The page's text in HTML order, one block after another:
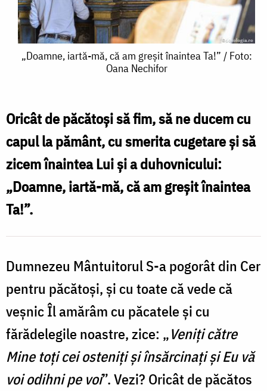
„Doamne,
că
am
greșit
înaintea
Ta!”
Foto:
Oana
Nechifor
„Doamne, iartă-mă, că am greșit înaintea Ta!” / Foto:
Oana Nechifor
Oricât de păcătoși să fim, să ne ducem cu
capul la pământ, cu smerita cugetare și să
zicem înaintea Lui și a duhovnicului:
„Doamne, iartă-mă, că am greșit înaintea
Ta!”.
Dumnezeu Mântuitorul S-a pogorât din Cer
pentru păcătoși, și cu toate că vede că
veșnic Îl amărâm cu păcatele și cu
fărădelegile noastre, zice: „Veniți către
Mine toți cei osteniți și însărcinați și Eu vă
voi odihni pe voi”. Vezi? Oricât de păcătos